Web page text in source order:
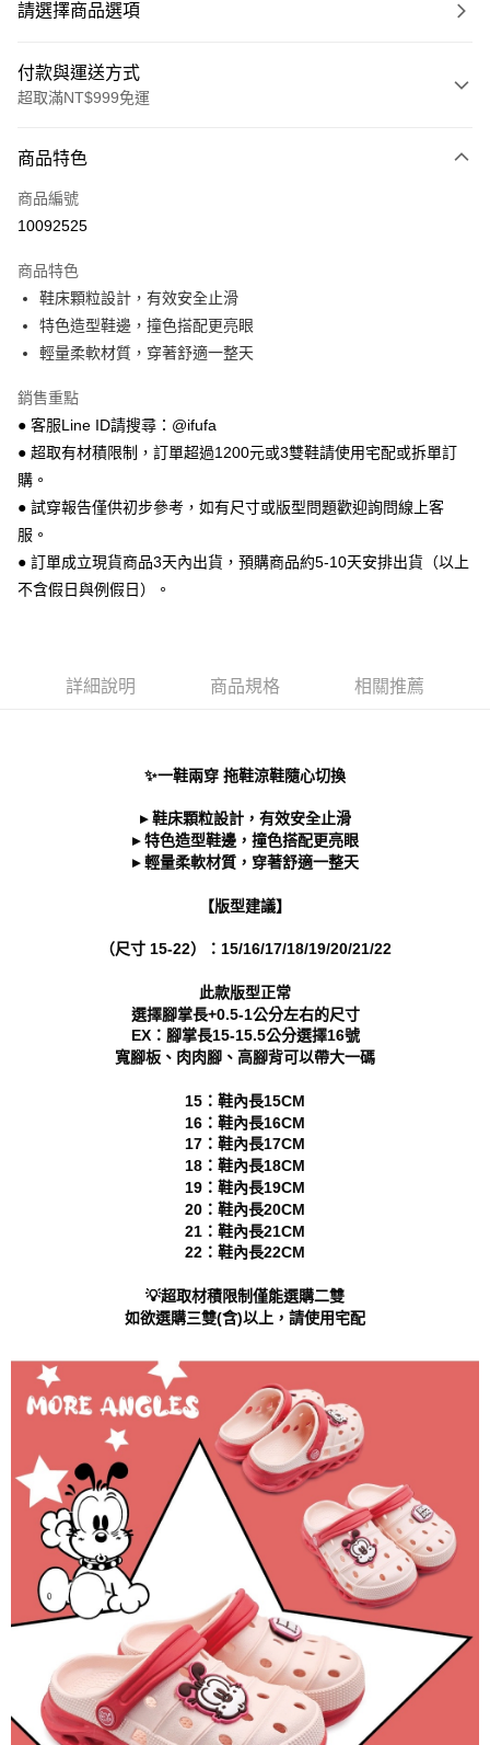
請選擇商品選項
付款與運送方式
超取滿NT$999免運
信用卡一次付款
超商取貨付款
Apple Pay
街口支付
Google Pay
全盈+PAY
【關於「AFTEE先享後付」】
AFTEE先享後付是「在收到商品之後才付款」的支付方式。 讓您購物簡單
便利好安心！
【「AFTEE先享後付」結帳流程】
３．收到繳費通知簡訊後14天內，點擊此簡訊中的連結，可透過四大超商／
ATM／網路銀行／等多元方式進行付款，方視為交易完成。
購買商品的店家。未經商家同意取消之訂單仍視為有效，需透過AFTEE先享
後付繳納相關費用。
※ 交易是否成功請以「AFTEE先享後付 」之結帳頁面顯示為準，若有關於
https://netprotections.freshdesk.com/support/home
１．透過由恩沛科技股份有限公司提供之「AFTEE先享後付」服務完成之交
易，需依本服務之必要範圍內提供個人資料，並將交易相關給付款項請求債
權轉讓予恩沛科技股份有限公司。
２．關於個人資料處理事宜，請瀏覽以下網址：
https://aftee.tw/terms/#terms3
３．未成年的使用者請事先徵得法定代理人或監護人之同意方可使用
４．使用「AFTEE先享後付」時，將依據個別帳號之用戶狀況，依本公司即
時審查核予不同之上限額度；若仍有額度不足之情形，本公司將視審查結果
５．嚴禁一人註冊多個帳號或使用他人資訊註冊。若發現惡意使用之情形，
恩沛科技股份有限公司將有權停止該用戶之使用額度並採取法律行動。
ATM付款
每筆NT$70，滿NT$999(含以上)免運費
每筆NT$70，滿NT$999(含以上)免運費
商品特色
商品編號
10092525
商品特色
鞋床顆粒設計，有效安全止滑
特色造型鞋邊，撞色搭配更亮眼
輕量柔軟材質，穿著舒適一整天
銷售重點
● 客服Line ID請搜尋：@ifufa
● 超取有材積限制，訂單超過1200元或3雙鞋請使用宅配或拆單訂
購。
● 試穿報告僅供初步參考，如有尺寸或版型問題歡迎詢問線上客
服。
● 訂單成立現貨商品3天內出貨，預購商品約5-10天安排出貨（以上
不含假日與例假日）。
詳細說明 商品規格 相關推薦
✨一鞋兩穿 拖鞋涼鞋隨心切換
▸ 鞋床顆粒設計，有效安全止滑
▸ 特色造型鞋邊，撞色搭配更亮眼
▸ 輕量柔軟材質，穿著舒適一整天
【版型建議】
（尺寸 15-22）：15/16/17/18/19/20/21/22
此款版型正常
選擇腳掌長+0.5-1公分左右的尺寸
EX：腳掌長15-15.5公分選擇16號
寬腳板、肉肉腳、高腳背可以帶大一碼
15：鞋內長15CM
16：鞋內長16CM
17：鞋內長17CM
18：鞋內長18CM
19：鞋內長19CM
20：鞋內長20CM
21：鞋內長21CM
22：鞋內長22CM
💡超取材積限制僅能選購二雙
如欲選購三雙(含)以上，請使用宅配